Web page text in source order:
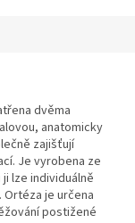
dvěma
anatomicky
zajišťují
Je vyrobena ze
lze individuálně
je určena
postižené